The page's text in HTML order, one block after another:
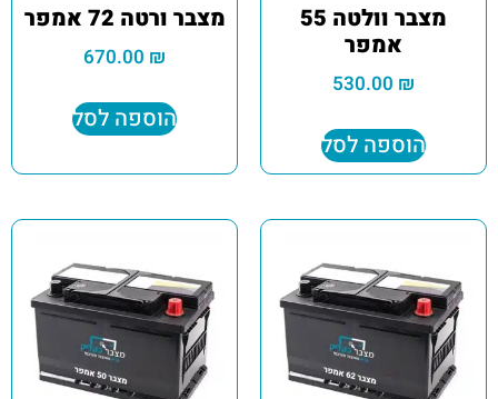
מצבר וולטה 55
אמפר
530.00 ₪
הוספה לסל
מצבר ורטה 72 אמפר
670.00 ₪
הוספה לסל